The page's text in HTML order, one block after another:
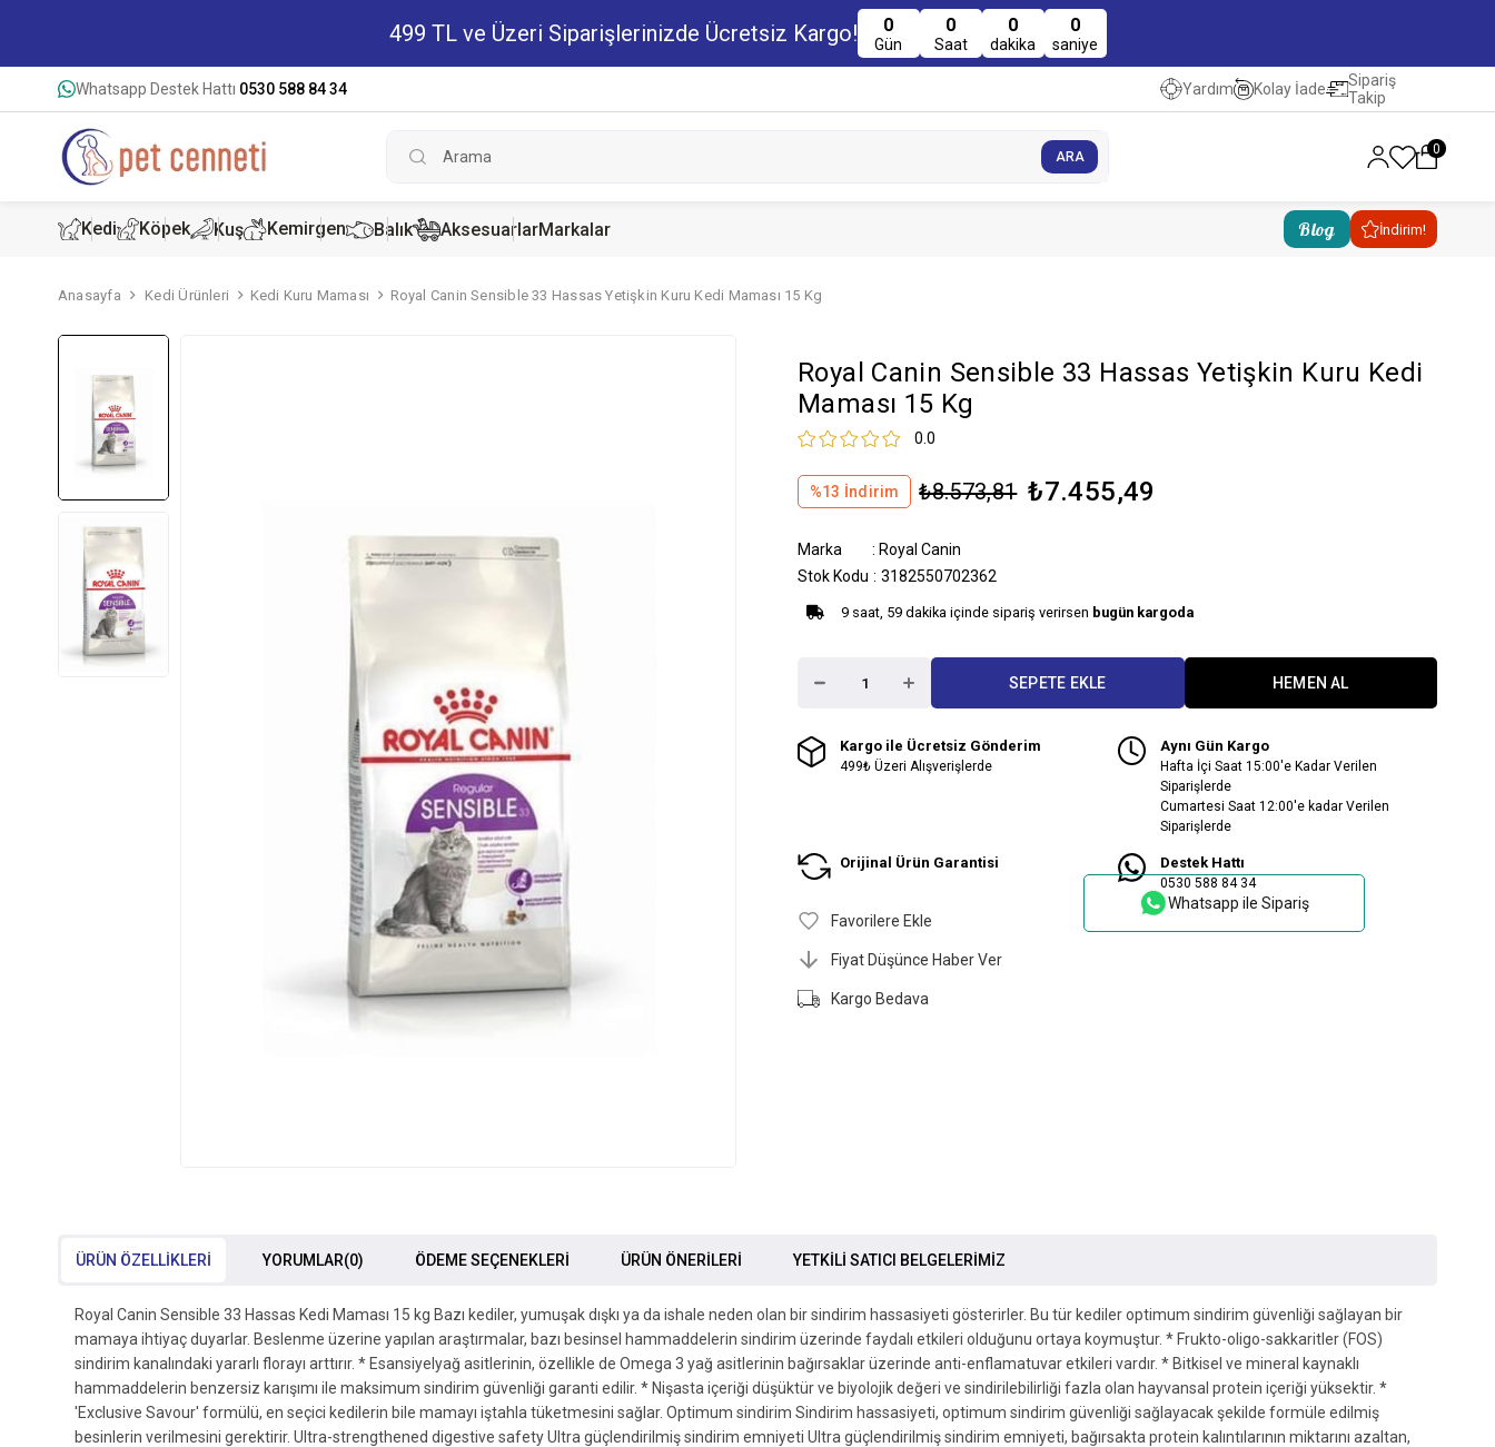
499 TL ve Üzeri Siparişlerinizde Ücretsiz Kargo! 0
Gün
0
Saat
0
dakika
0
saniye
Whatsapp Destek Hattı 0530 588 84 34 Yardım Kolay İade
Sipariş
Takip
0
Kedi Köpek Kuş Kemirgen Balık AksesuarlarMarkalar Blog İndirim!
Anasayfa Kedi Ürünleri Kedi Kuru Maması Royal Canin Sensible 33 Hassas Yetişkin Kuru Kedi Maması 15 Kg
Royal Canin Sensible 33 Hassas Yetişkin Kuru Kedi
Maması 15 Kg
0.0
%13 İndirim ₺8.573,81 ₺7.455,49
Marka : Royal Canin
Stok Kodu
3182550702362
9 saat, 59 dakika içinde sipariş verirsen bugün kargoda
Kargo ile Ücretsiz Gönderim
499₺ Üzeri Alışverişlerde
Aynı Gün Kargo
Hafta İçi Saat 15:00'e Kadar Verilen
Siparişlerde
Cumartesi Saat 12:00'e kadar Verilen
Siparişlerde
Orijinal Ürün Garantisi Destek Hattı
0530 588 84 34
Favorilere Ekle
Fiyat Düşünce Haber Ver
Kargo Bedava
Whatsapp ile Sipariş
ÜRÜN ÖZELLIKLERI YORUMLAR(0) ÖDEME SEÇENEKLERI ÜRÜN ÖNERILERI YETKİLİ SATICI BELGELERİMİZ
Royal Canin Sensible 33 Hassas Kedi Maması 15 kg Bazı kediler, yumuşak dışkı ya da ishale neden olan bir sindirim hassasiyeti gösterirler. Bu tür kediler optimum sindirim güvenliği sağlayan bir
mamaya ihtiyaç duyarlar. Beslenme üzerine yapılan araştırmalar, bazı besinsel hammaddelerin sindirim üzerinde faydalı etkileri olduğunu ortaya koymuştur. * Frukto-oligo-sakkaritler (FOS)
sindirim kanalındaki yararlı florayı arttırır. * Esansiyelyağ asitlerinin, özellikle de Omega 3 yağ asitlerinin bağırsaklar üzerinde anti-enflamatuvar etkileri vardır. * Bitkisel ve mineral kaynaklı
hammaddelerin benzersiz karışımı ile maksimum sindirim güvenliği garanti edilir. * Nişasta içeriği düşüktür ve biyolojik değeri ve sindirilebilirliği fazla olan hayvansal protein içeriği yüksektir. *
'Exclusive Savour' formülü, en seçici kedilerin bile mamayı iştahla tüketmesini sağlar. Optimum sindirim Sindirim hassasiyeti, optimum sindirim güvenliği sağlayacak şekilde formüle edilmiş
besinlerin verilmesini gerektirir. Ultra-strengthened digestive safety Ultra güçlendirilmiş sindirim emniyeti Ultra güçlendirilmiş sindirim emniyeti, bağırsakta protein kalıntılarının miktarını azaltan,